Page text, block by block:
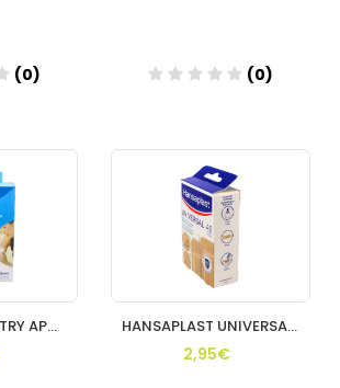
(0) (0)
Añadir
COSMOPOR ENTRY APOSITO ESTERIL 72 X 5 CM 10 U HANSAPLAST UNIVERSAL APOSITO ADHESIVO SURTIDO 40
2,95€